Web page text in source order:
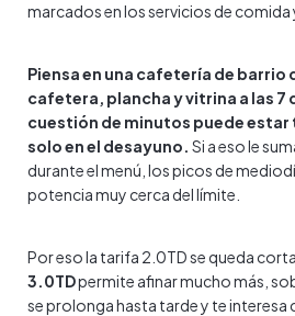
marcados en los servicios de comida
Piensa en una cafetería de barrio
cafetera, plancha y vitrina a las 7
cuestión de minutos puede estar
solo en el desayuno. Si a eso le
durante el menú, los picos de
potencia muy cerca del límite.
Por eso la tarifa 2.0TD se queda
3.0TDpermite afinar mucho más,
se prolonga hasta tarde y te